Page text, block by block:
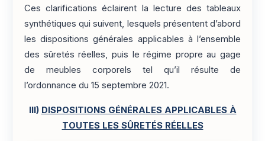
Ces clarifications éclairent la lecture des tableaux
synthétiques qui suivent, lesquels présentent d’abord
les dispositions générales applicables à l’ensemble
des sûretés réelles, puis le régime propre au gage
de meubles corporels tel qu’il résulte de
l’ordonnance du 15 septembre 2021.
III) DISPOSITIONS GÉNÉRALES APPLICABLES À
TOUTES LES SÛRETÉS RÉELLES